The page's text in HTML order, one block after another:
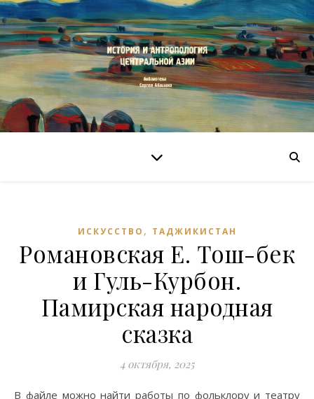
ИСКУССТВО , ТАДЖИКИСТАН
Романовская Е. Тош-бек
и Гуль-Курбон.
Памирская народная
сказка
4 октября, 2025
В файле можно найти работы по фольклору и театру